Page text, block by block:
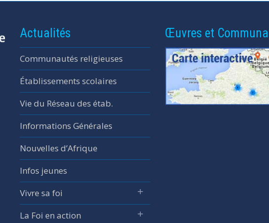
Actualités
Communautés religieuses
Établissements scolaires
Vie du Réseau des étab.
Informations Générales
Nouvelles d’Afrique
Infos jeunes
Vivre sa foi
La Foi en action
Œuvres et